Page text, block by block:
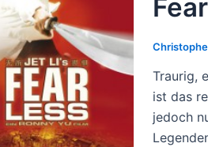
Traurig,
ist das
jedoch